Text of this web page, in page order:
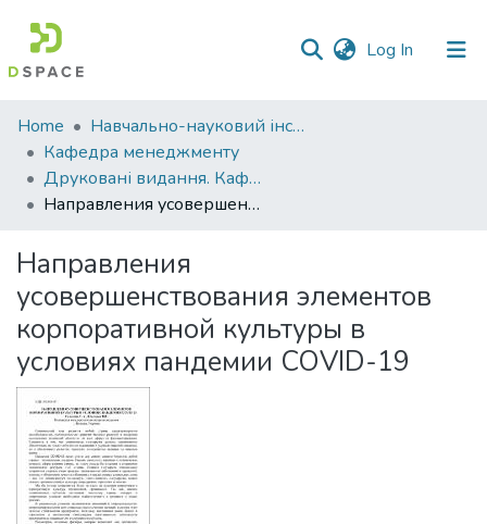
Log In (current)
Communities
&
Collections
All of DSpace
Statistics
Home
Навчально-науковий інститут економіки, управління, права та інформаційних технологій
Кафедра менеджменту
Друковані видання. Кафедра менеджменту ім. І.А. Маркіної
Направления усовершенствования элементов корпоративной культуры в условиях пандемии COVID-19
Направления
усовершенствования элементов
корпоративной культуры в
условиях пандемии COVID-19